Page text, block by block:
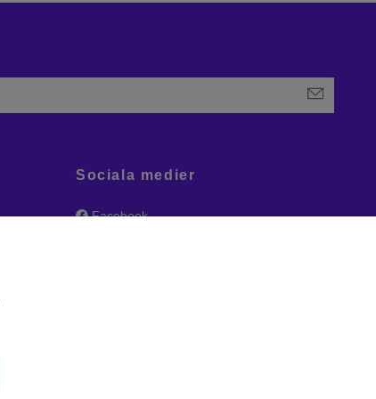
Sociala medier
Facebook